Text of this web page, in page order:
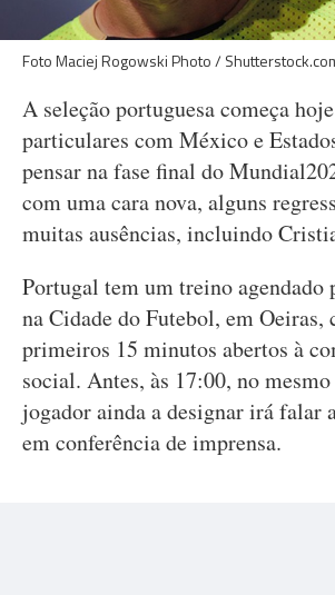
Foto Maciej Rogowski Photo /
A seleção portuguesa começa
particulares com México e
pensar na fase final do
com uma cara nova, alguns
muitas ausências, incluindo
Portugal tem um treino agendado
na Cidade do Futebol, em Oeiras,
primeiros 15 minutos abertos à
social. Antes, às 17:00, no
jogador ainda a designar irá falar
em conferência de imprensa.